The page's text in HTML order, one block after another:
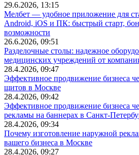
29.6.2026, 13:15
Мелбет — удобное приложение для
Android, iOS и ПК: быстрый старт,
возможности
26.6.2026, 09:51
Разделочные столы: надежное
медицинских учреждений от
28.4.2026, 09:47
Эффективное продвижение бизнеса
щитов в Москве
28.4.2026, 09:42
Эффективное продвижение бизнеса
рекламы на баннерах в Санкт-
28.4.2026, 09:34
Почему изготовление наружной
вашего бизнеса в Москве
28.4.2026, 09:27